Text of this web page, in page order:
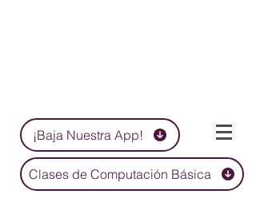
¡Baja Nuestra App!
Clases de Computación Básica